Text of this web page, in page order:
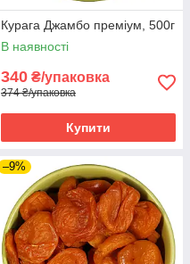
Курага Джамбо преміум, 500г
В наявності
340 ₴/упаковка
374 ₴/упаковка
Купити
–9%